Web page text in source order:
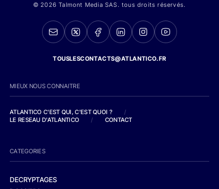
© 2026 Talmont Media SAS. tous droits réservés.
TOUSLESCONTACTS@ATLANTICO.FR
MIEUX NOUS CONNAITRE
ATLANTICO C'EST QUI, C'EST QUOI ?
/
LE RESEAU D'ATLANTICO
/ CONTACT
CATEGORIES
DECRYPTAGES